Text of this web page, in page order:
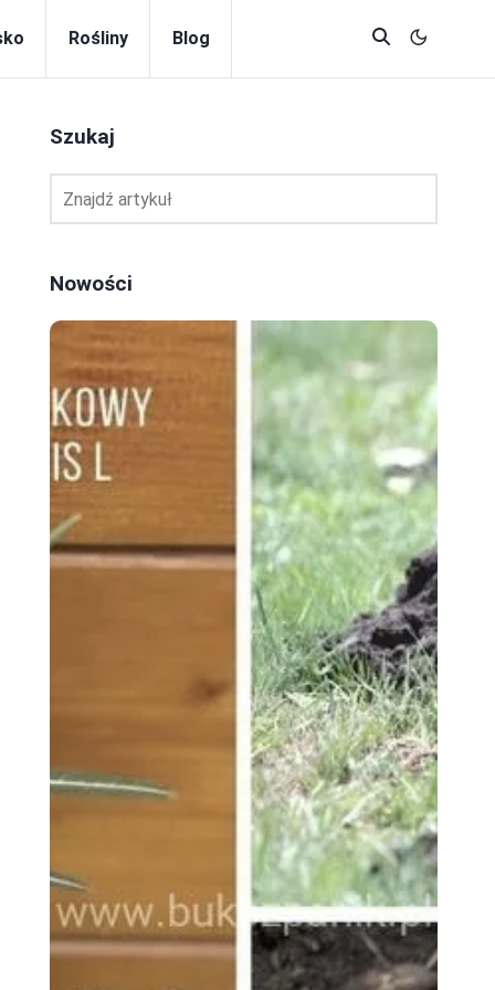
Rośliny Blog
Szukaj
Nowości